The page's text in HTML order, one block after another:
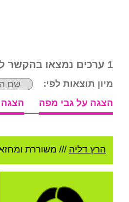
1 ערכים נמצאו בהקשר לנושא:
מיון תוצאות לפי:
הצגה על גבי מפה
הצגה
הרץ דליה /// משוררת